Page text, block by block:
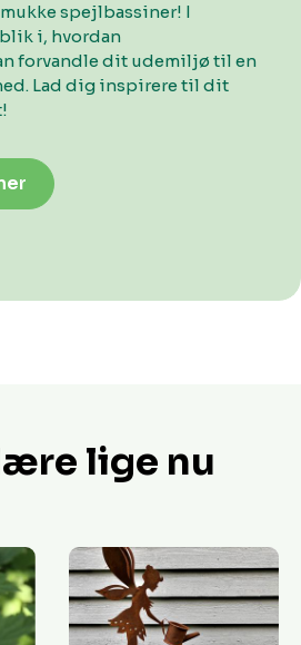
spejlbassiner! I
i, hvordan
forvandle dit udemiljø til en
Lad dig inspirere til dit
lige nu